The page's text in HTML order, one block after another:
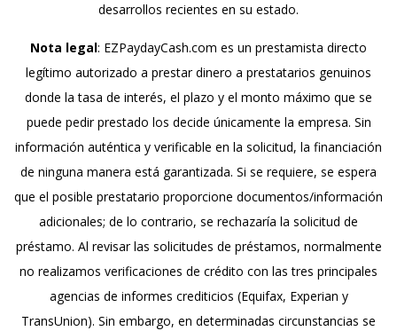
desarrollos recientes en su estado.
Nota legal: EZPaydayCash.com es un prestamista directo
legítimo autorizado a prestar dinero a prestatarios genuinos
donde la tasa de interés, el plazo y el monto máximo que se
puede pedir prestado los decide únicamente la empresa. Sin
información auténtica y verificable en la solicitud, la financiación
de ninguna manera está garantizada. Si se requiere, se espera
que el posible prestatario proporcione documentos/información
adicionales; de lo contrario, se rechazaría la solicitud de
préstamo. Al revisar las solicitudes de préstamos, normalmente
no realizamos verificaciones de crédito con las tres principales
agencias de informes crediticios (Equifax, Experian y
TransUnion). Sin embargo, en determinadas circunstancias se